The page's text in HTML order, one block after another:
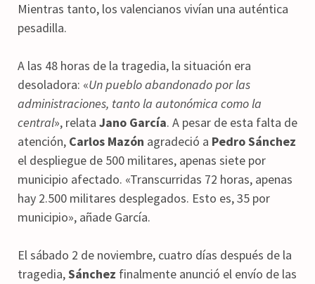
Mientras tanto, los valencianos vivían una auténtica
pesadilla.
A las 48 horas de la tragedia, la situación era
desoladora: «Un pueblo abandonado por las
administraciones, tanto la autonómica como la
central», relata Jano García. A pesar de esta falta de
atención, Carlos Mazón agradeció a Pedro Sánchez
el despliegue de 500 militares, apenas siete por
municipio afectado. «Transcurridas 72 horas, apenas
hay 2.500 militares desplegados. Esto es, 35 por
municipio», añade García.
El sábado 2 de noviembre, cuatro días después de la
tragedia,Sánchez finalmente anunció el envío de las